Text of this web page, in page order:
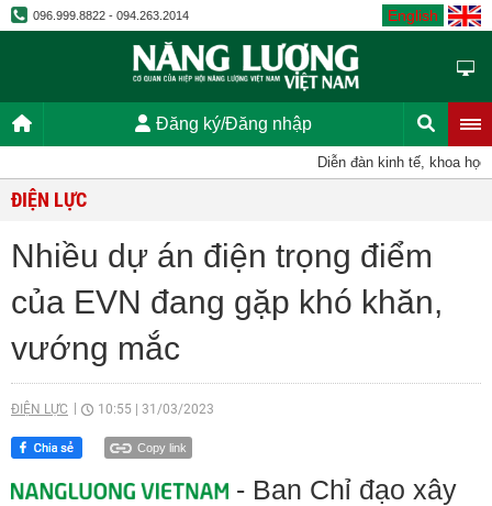
096.999.8822 - 094.263.2014 English
Đăng ký/Đăng nhập
Diễn đàn kinh tế, khoa học,
ĐIỆN LỰC
Nhiều dự án điện trọng điểm
của EVN đang gặp khó khăn,
vướng mắc
ĐIỆN LỰC 10:55 31/03/2023
Copy link
- Ban Chỉ đạo xây